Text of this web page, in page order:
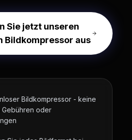
Sie jetzt unseren
Bildkompressor aus
Bildkompressor - keine
oder